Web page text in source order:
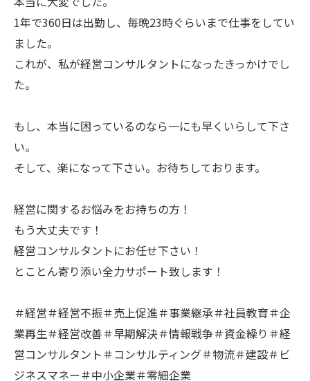
1年で360日は出勤し、毎晩23時ぐらいまで仕事をしてい
ました。
これが、私が経営コンサルタントになったきっかけでし
た。
もし、本当に困っているのなら一にも早くいらして下さ
い。
そして、楽になって下さい。お待ちしております。
経営に関するお悩みをお持ちの方！
もう大丈夫です！
経営コンサルタントにお任せ下さい！
とことん寄り添い全力サポート致します！
＃経営＃経営不振＃売上促進＃事業継承＃社員教育＃企
業再生＃経営改善＃早期解決＃情報戦争＃資金繰り＃経
営コンサルタント＃コンサルティング＃物流＃建設＃ビ
ジネスマネー＃中小企業＃零細企業